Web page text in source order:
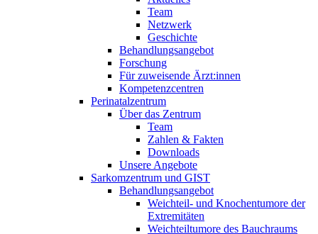
Team
Netzwerk
Geschichte
Behandlungsangebot
Forschung
Für zuweisende Ärzt:innen
Kompetenzcentren
Perinatalzentrum
Über das Zentrum
Team
Zahlen & Fakten
Downloads
Unsere Angebote
Sarkomzentrum und GIST
Behandlungsangebot
Weichteil- und Knochentumore der
Extremitäten
Weichteiltumore des Bauchraums